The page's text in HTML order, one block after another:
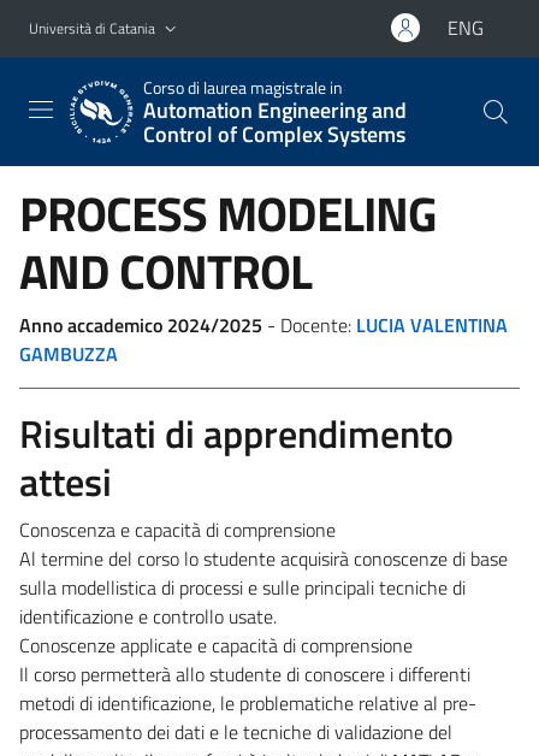
Vai al contenuto principale
Vai al menu di navigazione
Università di Catania ENG
Corso di laurea magistrale in
Automation Engineering and
Control of Complex Systems
PROCESS MODELING
AND CONTROL
Anno accademico 2024/2025 - Docente: LUCIA VALENTINA
GAMBUZZA
Risultati di apprendimento
attesi
Conoscenza e capacità di comprensione
Al termine del corso lo studente acquisirà conoscenze di base
sulla modellistica di processi e sulle principali tecniche di
identificazione e controllo usate.
Conoscenze applicate e capacità di comprensione
Il corso permetterà allo studente di conoscere i differenti
metodi di identificazione, le problematiche relative al pre-
processamento dei dati e le tecniche di validazione del